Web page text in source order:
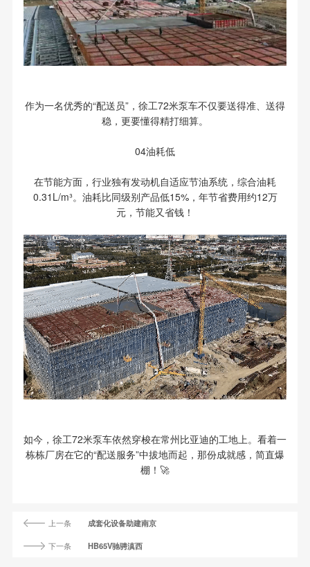
作为一名优秀的“配送员”，徐工72米泵车不仅要送得准、送得
稳，更要懂得精打细算。
04油耗低
在节能方面，行业独有发动机自适应节油系统，综合油耗
0.31L/m³。油耗比同级别产品低15%，年节省费用约12万
元，节能又省钱！
如今，徐工72米泵车依然穿梭在常州比亚迪的工地上。看着一
栋栋厂房在它的“配送服务”中拔地而起，那份成就感，简直爆
棚！🚀
上一条 成套化设备助建南京
下一条 HB65V驰骋滇西